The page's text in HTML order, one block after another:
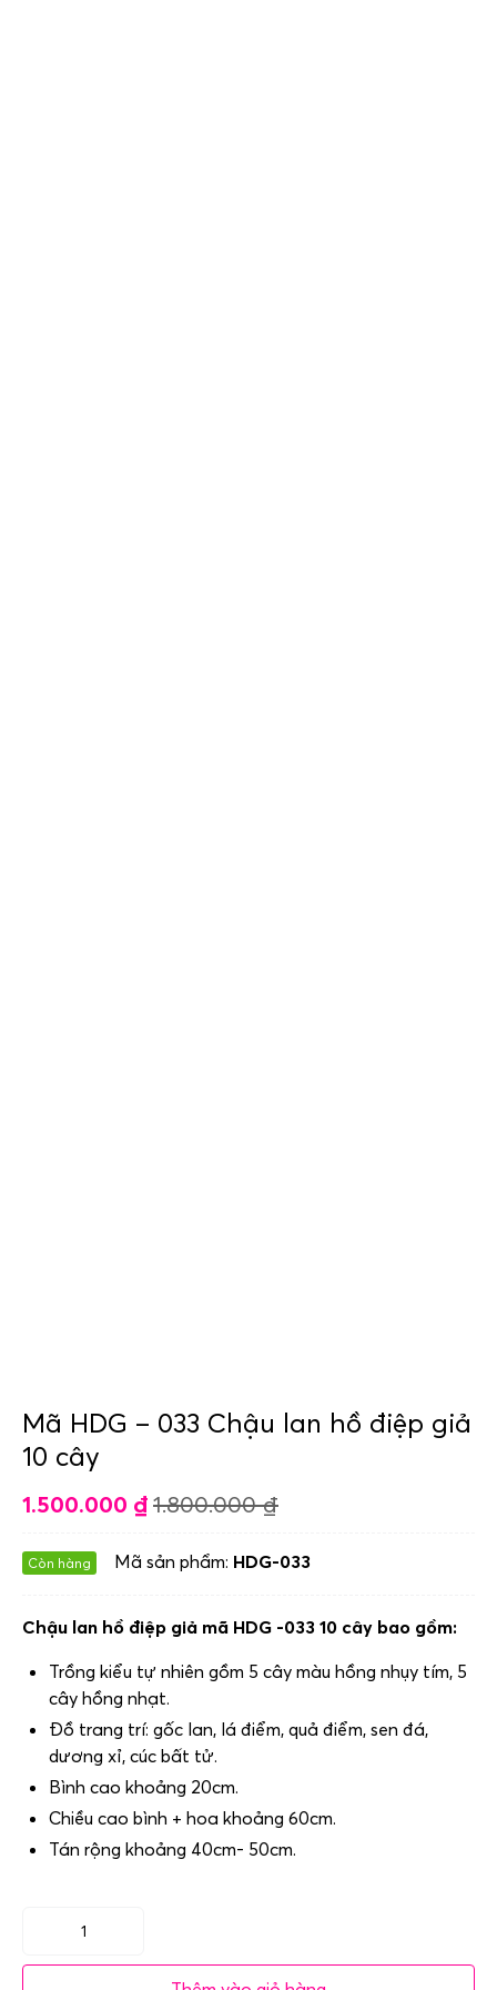
Mã HDG – 033 Chậu lan hồ điệp giả
10 cây
1.500.000 ₫ 1.800.000₫
Còn hàng Mã sản phẩm: HDG-033
Chậu lan hồ điệp giả mã HDG -033 10 cây bao gồm:
Trồng kiểu tự nhiên gồm 5 cây màu hồng nhụy tím, 5
cây hồng nhạt.
Đồ trang trí: gốc lan, lá điểm, quả điểm, sen đá,
dương xỉ, cúc bất tử.
Bình cao khoảng 20cm.
Chiều cao bình + hoa khoảng 60cm.
Tán rộng khoảng 40cm- 50cm.
Mã
HDG